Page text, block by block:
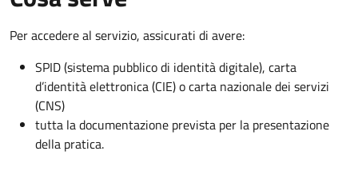
Per accedere al servizio, assicurati di avere:
SPID (sistema pubblico di identità digitale), carta
d’identità elettronica (CIE) o carta nazionale dei servizi
(CNS)
tutta la documentazione prevista per la presentazione
della pratica.